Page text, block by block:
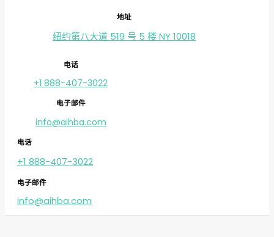
地址
纽约第八大道 519 号 5 楼 NY 10018
电话
+1 888-407-3022
电子邮件
info@aihba.com
电话
+1 888-407-3022
电子邮件
info@aihba.com